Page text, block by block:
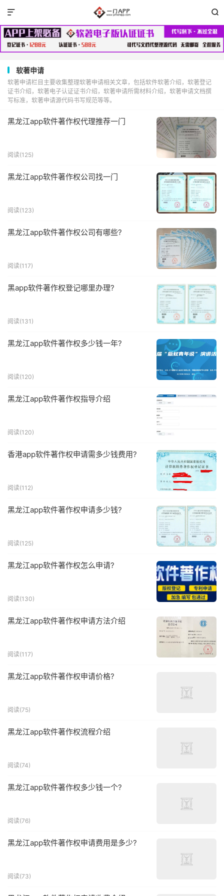


软著申请
软著申请栏目主要收集整理软著申请相关文章，包括软件软著介绍，软著登记
证书介绍，软著电子认证证书介绍，软著申请所需材料介绍，软著申请文档撰
写标准，软著申请源代码书写规范等等。
黑龙江app软件著作权代理推荐一门
阅读(125)
黑龙江app软件著作权公司找一门
阅读(123)
黑龙江app软件著作权公司有哪些?
阅读(117)
黑app软件著作权登记哪里办理?
阅读(131)
黑龙江app软件著作权多少钱一年?
阅读(120)
黑龙江app软件著作权指导介绍
阅读(120)
香港app软件著作权申请需多少钱费用?
阅读(112)
黑龙江app软件著作权申请多少钱?
阅读(125)
黑龙江app软件著作权怎么申请?
阅读(130)
黑龙江app软件著作权申请方法介绍
阅读(117)
黑龙江app软件著作权申请价格?
阅读(75)
黑龙江app软件著作权流程介绍
阅读(74)
黑龙江app软件著作权多少钱一个?
阅读(76)
黑龙江app软件著作权申请费用是多少?
阅读(73)